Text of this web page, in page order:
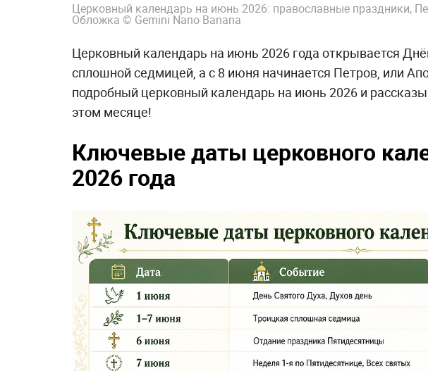
Церковный календарь на июнь 2026: православные праздники,
Обложка © Gemini Nano Banana
Церковный календарь на июнь 2026 года открывается
сплошной седмицей, а с 8 июня начинается Петров, или
подробный церковный календарь на июнь 2026 и
этом месяце!
Ключевые даты церковного
2026 года